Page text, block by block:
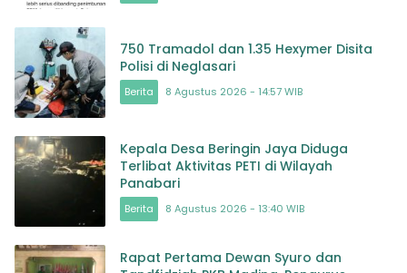
750 Tramadol dan 1.35 Hexymer Disita
Polisi di Neglasari
Berita 8 Agustus 2026 - 14:57 WIB
Kepala Desa Beringin Jaya Diduga
Terlibat Aktivitas PETI di Wilayah
Panabari
Berita 8 Agustus 2026 - 13:40 WIB
Rapat Pertama Dewan Syuro dan